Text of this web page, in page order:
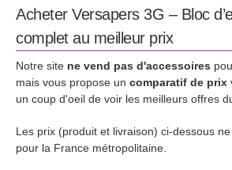
Acheter Versapers 3G – Bloc
complet au meilleur prix
Notre site ne vend pas d'accessoires
mais vous propose un comparatif de prix
un coup d'oeil de voir les meilleurs offres
Les prix (produit et livraison) ci-dessous
pour la France métropolitaine.